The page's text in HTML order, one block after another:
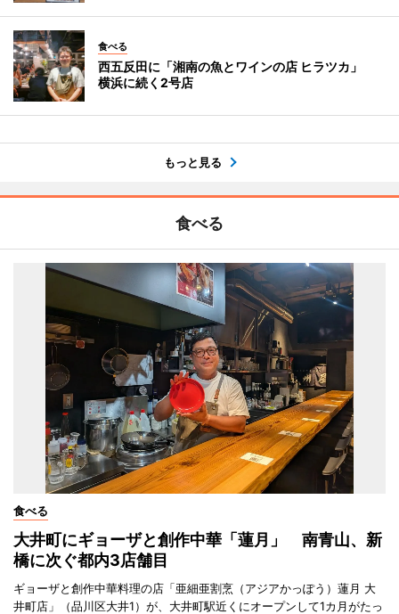
食べる
西五反田に「湘南の魚とワインの店 ヒラツカ」
横浜に続く2号店
もっと見る
食べる
食べる
大井町にギョーザと創作中華「蓮月」 南青山、新
橋に次ぐ都内3店舗目
ギョーザと創作中華料理の店「亜細亜割烹（アジアかっぽう）蓮月 大
井町店」（品川区大井1）が、大井町駅近くにオープンして1カ月がたっ